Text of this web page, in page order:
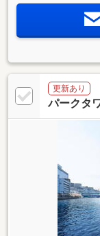
ド大阪梅田＞誕生
更新あり
パークタ